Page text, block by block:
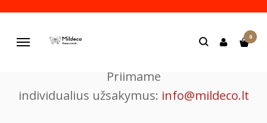
Navigacija
0
Priimame
individualius užsakymus: info@mildeco.lt